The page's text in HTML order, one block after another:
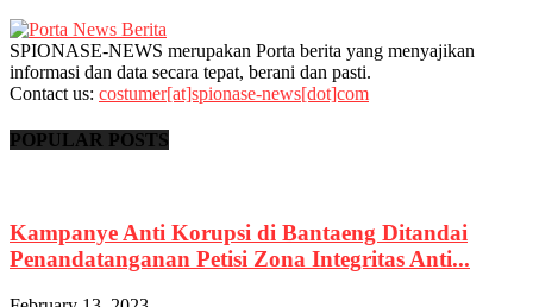
SPIONASE-NEWS merupakan Porta berita yang menyajikan
informasi dan data secara tepat, berani dan pasti.
Contact us: costumer[at]spionase-news[dot]com
POPULAR POSTS
Kampanye Anti Korupsi di Bantaeng Ditandai
Penandatanganan Petisi Zona Integritas Anti...